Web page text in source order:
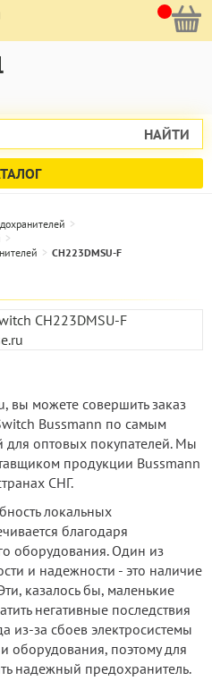
НАЙТИ
CH223DMSU-F
вы можете совершить заказ
Bussmann по самым
оптовых покупателей. Мы
продукции Bussmann
СНГ.
локальных
благодаря
оборудования. Один из
и надежности - это наличие
казалось бы, маленькие
негативные последствия
из-за сбоев электросистемы
оборудования, поэтому для
надежный предохранитель.